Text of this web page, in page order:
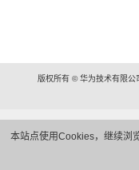
本站点使用Cookies，继续浏
版权所有 © 华为技术有限